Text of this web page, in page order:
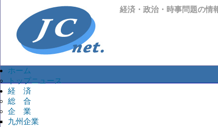
経済・政治・時事問題の情
ホーム
トップニュース
経 済
総 合
企 業
九州企業